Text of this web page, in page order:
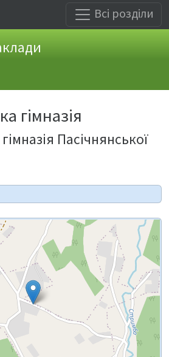
Всі розділи
гімназія
Пасічнянської